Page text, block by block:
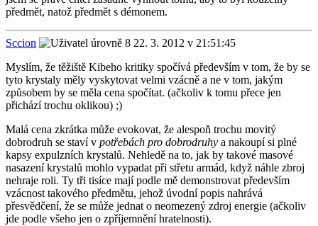
předmět, natož předmět s démonem.
Sccion
22. 3. 2012 v 21:51:45
Myslím, že těžiště Kibeho kritiky spočívá především v tom, že by se
tyto krystaly měly vyskytovat velmi vzácně a ne v tom, jakým
způsobem by se měla cena spočítat. (ačkoliv k tomu přece jen
přichází trochu oklikou) ;)
Malá cena zkrátka může evokovat, že alespoň trochu movitý
dobrodruh se staví v potřebách pro dobrodruhy a nakoupí si plné
kapsy expulzních krystalů. Nehledě na to, jak by takové masové
nasazení krystalů mohlo vypadat při střetu armád, když náhle zbroj
nehraje roli. Ty tři tisíce mají podle mě demonstrovat především
vzácnost takového předmětu, jehož úvodní popis nahrává
přesvědčení, že se může jednat o neomezený zdroj energie (ačkoliv
jde podle všeho jen o zpříjemnění hratelnosti).